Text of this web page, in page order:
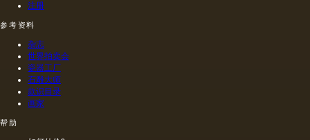
注册
参考资料
杂志
世界拍卖会
瓷器工厂
石雕大师
款识目录
画家
帮助